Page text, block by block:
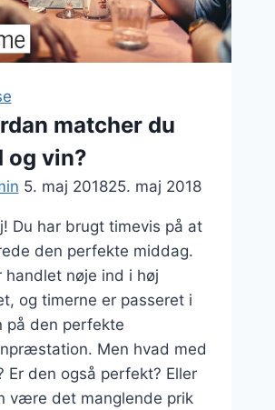
kage
matcher du
og vin?
5. maj 201825. maj 2018
Du har brugt timevis på at
den perfekte middag.
handlet nøje ind i høj
og timerne er passeret i
på den perfekte
Men hvad med
Er den også perfekt? Eller
være det manglende prik